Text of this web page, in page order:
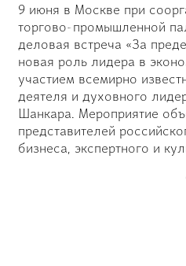
9 июня в Москве при
торгово-промышленной
деловая встреча «За
новая роль лидера в
участием всемирно
деятеля и духовного
Шанкара. Мероприятие
представителей
бизнеса, экспертного и